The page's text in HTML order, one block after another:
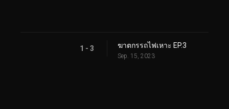
1 - 3 ฆาตกรรถไฟเหาะ EP.3
Sep. 15, 2023